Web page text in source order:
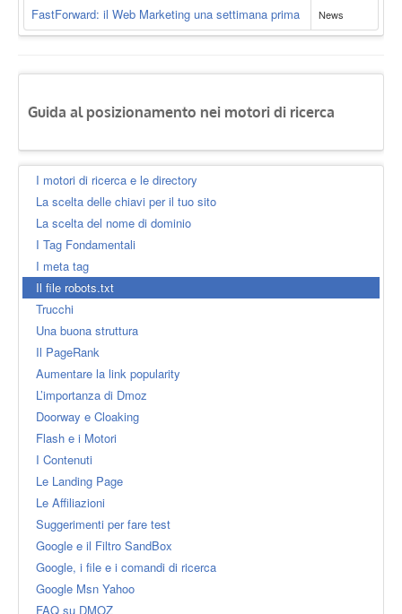
FastForward: il Web Marketing una settimana prima News
Guida al posizionamento nei motori di ricerca
I motori di ricerca e le directory
La scelta delle chiavi per il tuo sito
La scelta del nome di dominio
I Tag Fondamentali
I meta tag
Il file robots.txt
Trucchi
Una buona struttura
Il PageRank
Aumentare la link popularity
L’importanza di Dmoz
Doorway e Cloaking
Flash e i Motori
I Contenuti
Le Landing Page
Le Affiliazioni
Suggerimenti per fare test
Google e il Filtro SandBox
Google, i file e i comandi di ricerca
Google Msn Yahoo
FAQ su DMOZ